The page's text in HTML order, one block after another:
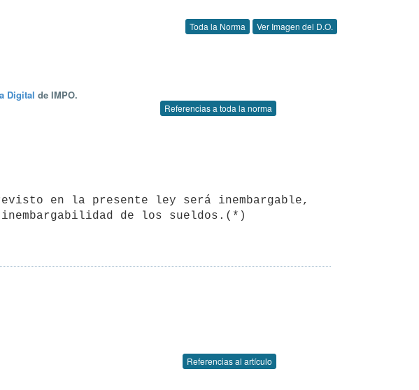
Toda la Norma Ver Imagen del D.O.
Digital de IMPO.
Referencias a toda la norma
inembargabilidad de los sueldos.(*)
Referencias al artículo